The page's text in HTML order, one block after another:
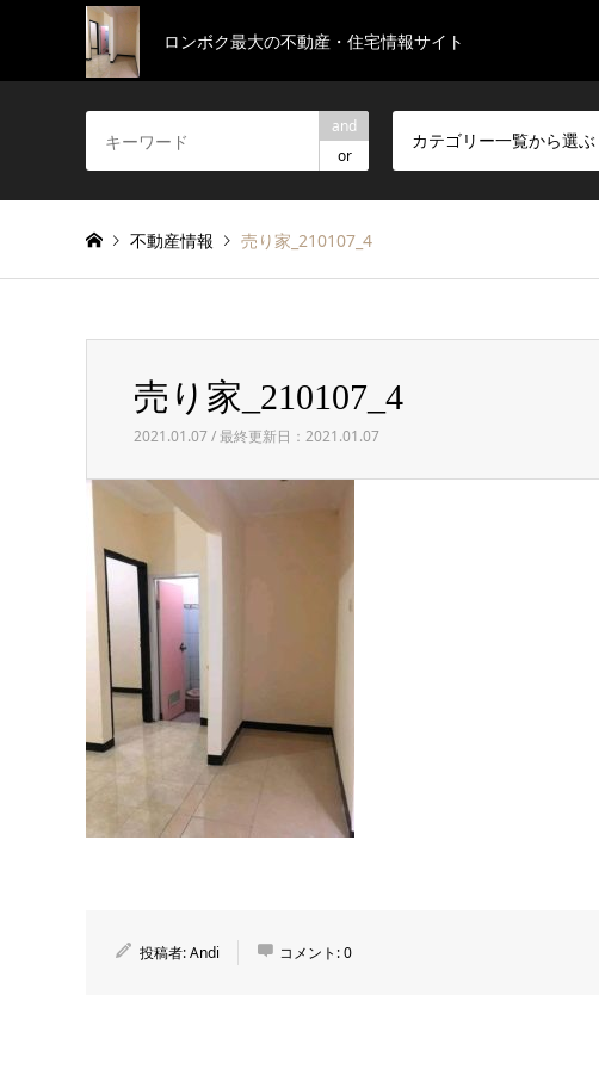
ロンボク最大の不動産・住宅情報サイト
and
or
カテゴリー一覧から選ぶ
不動産情報 売り家_210107_4
売り家_210107_4
2021.01.07 / 最終更新日：2021.01.07
投稿者:Andi コメント:0